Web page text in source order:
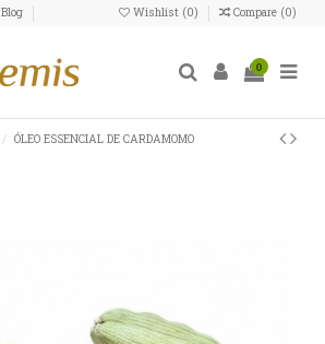
Blog Wishlist (0) Compare (0)
0
ÓLEO ESSENCIAL DE CARDAMOMO